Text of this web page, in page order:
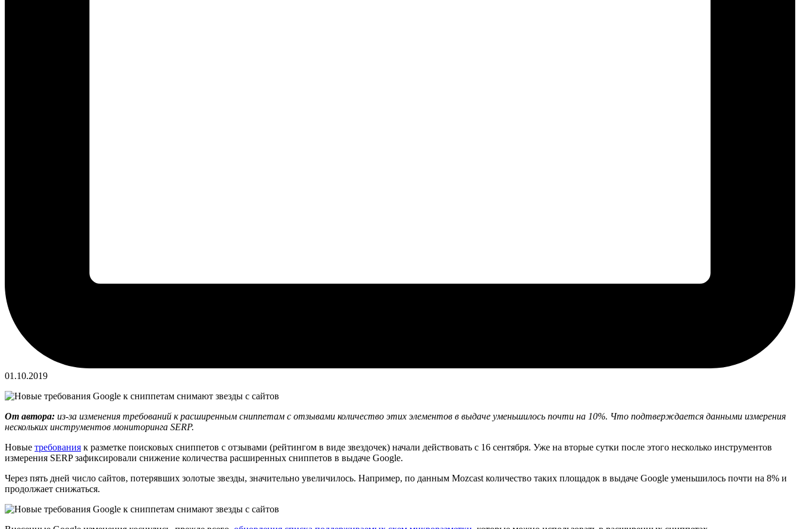
01.10.2019
От автора: из-за изменения требований к расширенным сниппетам с отзывами количество этих элементов в выдаче уменьшилось почти на 10%. Что подтверждается данными измерения
нескольких инструментов мониторинга SERP.
Новые требования к разметке поисковых сниппетов с отзывами (рейтингом в виде звездочек) начали действовать с 16 сентября. Уже на вторые сутки после этого несколько инструментов
измерения SERP зафиксировали снижение количества расширенных сниппетов в выдаче Google.
Через пять дней число сайтов, потерявших золотые звезды, значительно увеличилось. Например, по данным Mozcast количество таких площадок в выдаче Google уменьшилось почти на 8% и
продолжает снижаться.